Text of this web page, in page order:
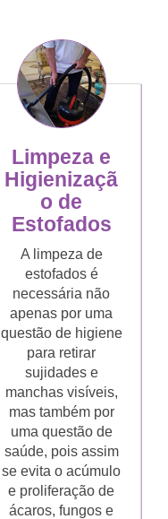
Limpeza e
Higienizaçã
o de
Estofados
A limpeza de
estofados é
necessária não
apenas por uma
questão de higiene
para retirar
sujidades e
manchas visíveis,
mas também por
uma questão de
saúde, pois assim
se evita o acúmulo
e proliferação de
ácaros, fungos e